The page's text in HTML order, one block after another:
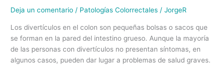
Deja un comentario / Patologías Colorrectales /JorgeR
Los divertículos en el colon son pequeñas bolsas o sacos que
se forman en la pared del intestino grueso. Aunque la mayoría
de las personas con divertículos no presentan síntomas, en
algunos casos, pueden dar lugar a problemas de salud graves.